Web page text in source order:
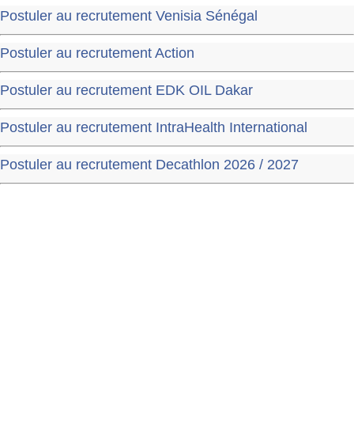
Postuler au recrutement Venisia Sénégal
Postuler au recrutement Action
Postuler au recrutement EDK OIL Dakar
Postuler au recrutement IntraHealth International
Postuler au recrutement Decathlon 2026 / 2027